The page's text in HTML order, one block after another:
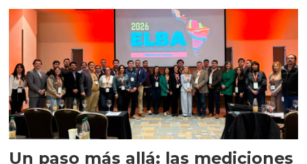
Un paso más allá: las mediciones